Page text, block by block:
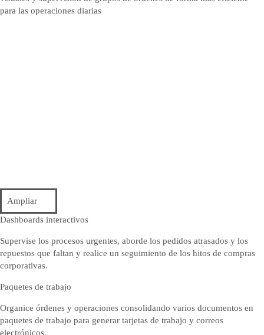
para las operaciones diarias
Ampliar
Dashboards interactivos
Supervise los procesos urgentes, aborde los pedidos atrasados y los
repuestos que faltan y realice un seguimiento de los hitos de compras
corporativas.
Paquetes de trabajo
Organice órdenes y operaciones consolidando varios documentos en
paquetes de trabajo para generar tarjetas de trabajo y correos
electrónicos.